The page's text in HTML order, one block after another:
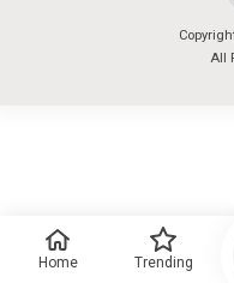
All
Home Trending